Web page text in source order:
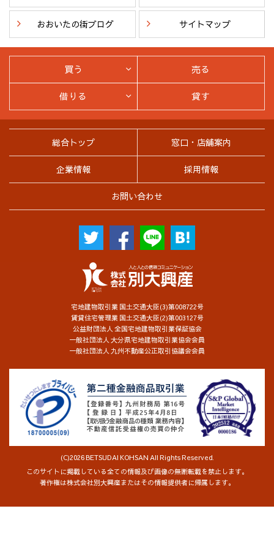
おおいたの街ブログ サイトマップ
宅地建物取引業 国土交通大臣(3)第008722号
賃貸住宅管理業 国土交通大臣(2)第003127号
公益財団法人 全国宅地建物取引業保証協会
一般社団法人 大分県宅地建物取引業協会会員
一般社団法人 九州不動産公正取引協議会会員
(C)2026 BETSUDAI KOHSAN All Rights Reserved.
このサイトに掲載している全ての情報及び画像の無断転載を禁止します。
著作権は株式会社別大興産またはその情報提供者に帰属します。
総合トップ 窓口・店舗案内
企業情報 採用情報
お問い合わせ
買う
売る
借りる
貸す